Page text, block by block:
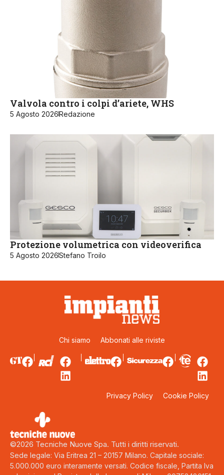
Valvola contro i colpi d’ariete, WHS
5 Agosto 2026Redazione
Protezione volumetrica con videoverifica
5 Agosto 2026Stefano Troilo
Chi siamo Abbonati alle riviste
Privacy Policy Cookie Policy
©2026 Tecniche Nuove Spa. Tutti i diritti riservati.
Sede legale: Via Eritrea 21 – 20157 Milano. Capitale sociale:
5.000.000 euro interamente versati. Codice fiscale, Partita Iva